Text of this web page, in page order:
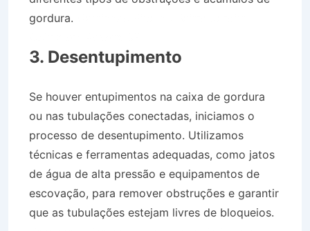
gordura.
3. Desentupimento
Se houver entupimentos na caixa de gordura
ou nas tubulações conectadas, iniciamos o
processo de desentupimento. Utilizamos
técnicas e ferramentas adequadas, como jatos
de água de alta pressão e equipamentos de
escovação, para remover obstruções e garantir
que as tubulações estejam livres de bloqueios.